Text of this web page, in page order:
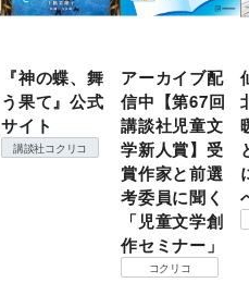
『神の蝶、舞
う果て』公式
サイト
講談社コクリコ
アーカイブ配
信中【第67回
講談社児童文
学新人賞】受
賞作家と前選
考委員に聞く
「児童文学創
作セミナー」
コクリコ